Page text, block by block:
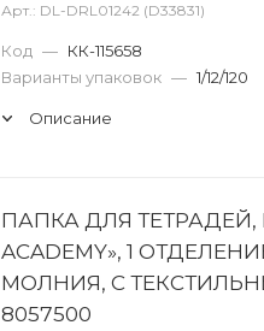
Арт.: DL-DRL01242 (D33831)
Код — КК-115658
Варианты упаковок — 1/12/120
Описание
ПАПКА ДЛЯ ТЕТРАДЕЙ,
ACADEMY», 1
МОЛНИЯ, С
8057500